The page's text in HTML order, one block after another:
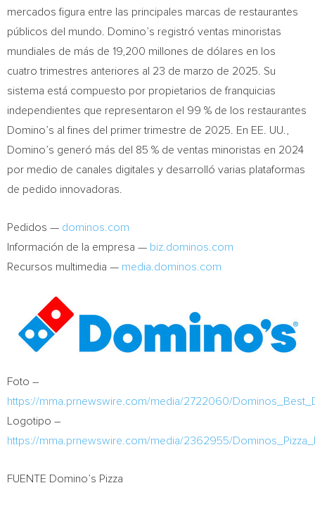
mercados figura entre las principales marcas de restaurantes
públicos del mundo. Domino’s registró ventas minoristas
mundiales de más de 19,200 millones de dólares en los
cuatro trimestres anteriores al 23 de marzo de 2025. Su
sistema está compuesto por propietarios de franquicias
independientes que representaron el 99 % de los restaurantes
Domino’s al fines del primer trimestre de 2025. En EE. UU.,
Domino’s generó más del 85 % de ventas minoristas en 2024
por medio de canales digitales y desarrolló varias plataformas
de pedido innovadoras.
Pedidos — dominos.com
Información de la empresa — biz.dominos.com
Recursos multimedia — media.dominos.com
Foto –
https://mma.prnewswire.com/media/2722060/
Logotipo –
https://mma.prnewswire.com/media/2362955/
FUENTE Domino’s Pizza